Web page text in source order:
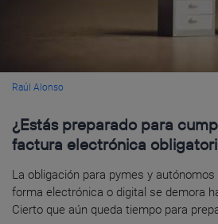
Raúl Alonso
¿Estás preparado para
factura electrónica
La obligación para pymes y
forma electrónica o digital se demora
Cierto que aún queda tiempo para